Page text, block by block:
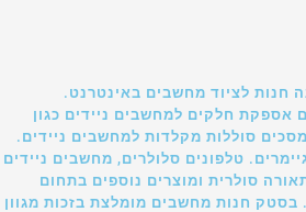
חנות לציוד מחשבים באינטרנט.
אספקת חלקים למחשבים ניידים כגון
סוללות מקלדות למחשבים ניידים.
טלפונים סלולרים, מחשבים ניידים
סולרית ומוצרים נוספים בתחום
חנות מחשבים מומלצת בזכות מגוון